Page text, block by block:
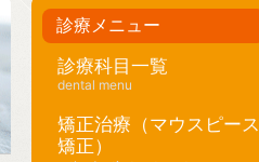
診療メニュー
診療科目一覧
dental menu
矯正治療（マウスピース
矯正）